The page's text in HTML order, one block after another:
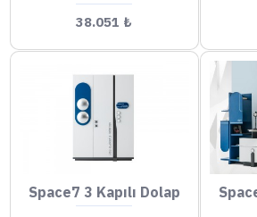
38.051 ₺
Space7 3 Kapılı Dolap